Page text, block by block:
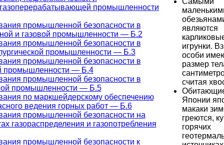
промышленности
промышленной безопасности в
и газовой промышленности — Б.2
промышленной безопасности в
промышленности — Б.3
промышленной безопасности в
промышленности — Б.4
промышленной безопасности в
промышленности — Б.5
по маркшейдерскому обеспечению
ведения горных работ — Б.6
промышленной безопасности на
газораспределения и газопотребления
промышленной безопасности к
являются
игрунки.
особи
размер
считая
Японии
макаки
греются,
горячих